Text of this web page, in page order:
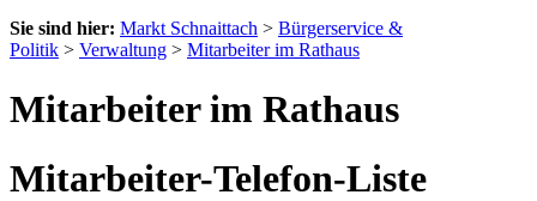
Sie sind hier: Markt Schnaittach > Bürgerservice &
Politik > Verwaltung > Mitarbeiter im Rathaus
Mitarbeiter im Rathaus
Mitarbeiter-Telefon-Liste